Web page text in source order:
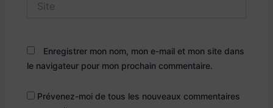
Enregistrer mon nom, mon e-mail et mon site dans
le navigateur pour mon prochain commentaire.
Prévenez-moi de tous les nouveaux commentaires